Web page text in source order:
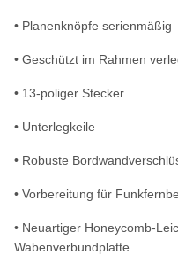
• Planenknöpfe serienmäßig
• Geschützt im Rahmen
• 13-poliger Stecker
• Unterlegkeile
• Robuste
• Vorbereitung für
• Neuartiger Honeycomb-
Wabenverbundplatte